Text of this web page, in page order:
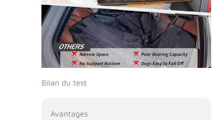
Bilan du test
Avantages